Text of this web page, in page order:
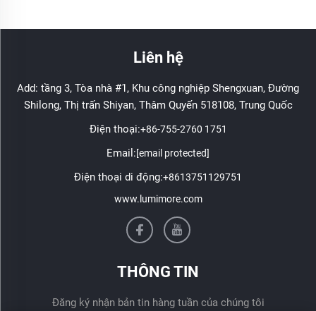
Liên hệ
Add: tầng 3, Tòa nhà #1, Khu công nghiệp Shengxuan, Đường
Shilong, Thị trấn Shiyan, Thâm Quyến 518108, Trung Quốc
Điện thoại:+86-755-2760 1751
Email:[email protected]
Điện thoại di động:+8613751129751
www.lumimore.com
THÔNG TIN
Đăng ký nhận bản tin hàng tuần của chúng tôi